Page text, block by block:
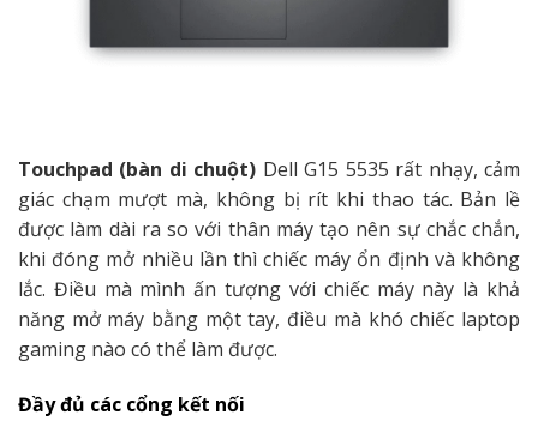
Touchpad (bàn di chuột) Dell G15 5535 rất nhạy, cảm
giác chạm mượt mà, không bị rít khi thao tác. Bản lề
được làm dài ra so với thân máy tạo nên sự chắc chắn,
khi đóng mở nhiều lần thì chiếc máy ổn định và không
lắc. Điều mà mình ấn tượng với chiếc máy này là khả
năng mở máy bằng một tay, điều mà khó chiếc laptop
gaming nào có thể làm được.
Đầy đủ các cổng kết nối